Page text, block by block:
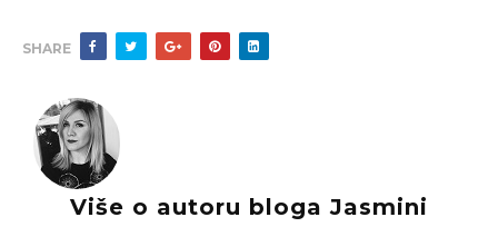
SHARE
Više o autoru bloga Jasmini